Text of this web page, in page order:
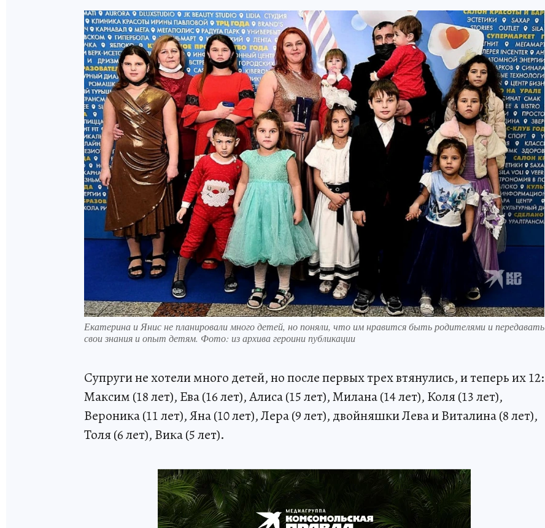
Екатерина и Янис не планировали много детей, но поняли, что им нравится быть родителями и передавать
свои знания и опыт детям. Фото: из архива героини публикации
Супруги не хотели много детей, но после первых трех втянулись, и теперь их 12:
Максим (18 лет), Ева (16 лет), Алиса (15 лет), Милана (14 лет), Коля (13 лет),
Вероника (11 лет), Яна (10 лет), Лера (9 лет), двойняшки Лева и Виталина (8 лет),
Толя (6 лет), Вика (5 лет).